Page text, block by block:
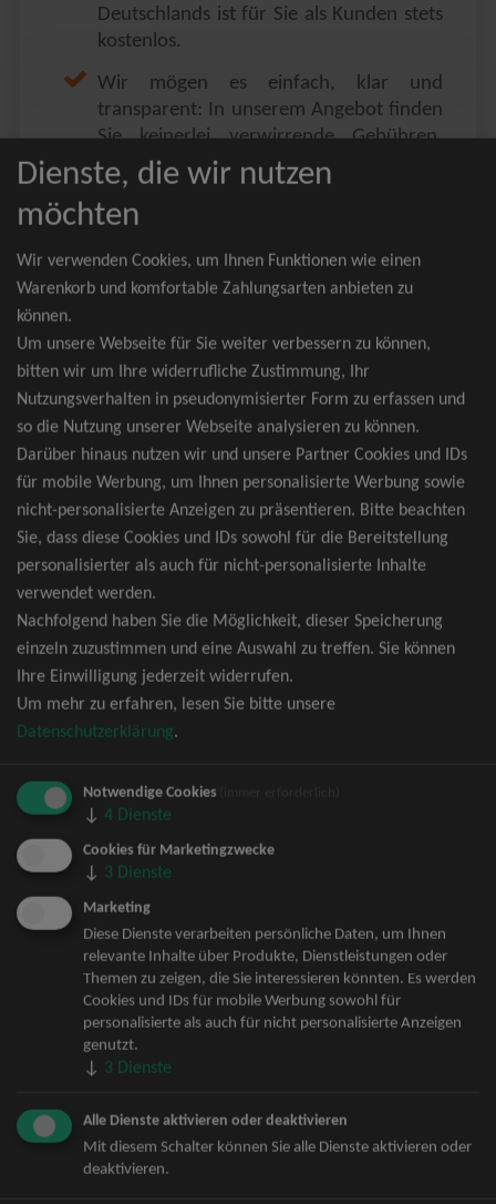
Deutschlands ist für Sie als Kunden stets
kostenlos.
Wir mögen es einfach, klar und
transparent: In unserem Angebot finden
Sie keinerlei verwirrende Gebühren,
Zusatzangebote oder ähnliches.
Sie erhalten ausschließlich
zusammenhängende Sitzplätze, welche
nach der Bestplatzbuchung vergeben
werden.
wider Erwarten doch nicht verfügbar
sein, erhalten Sie von uns Tickets für die
nächst bessere Kategorie. Und das
kostenfrei und völlig automatisch.
TOP-Events
André Rieu Tickets
David Garrett Tickets
Andrea Berg Tickets
Backstreet Boys Tickets
Unheilig Tickets
Santiano Tickets
Bryan Adams Tickets
Andreas Gabalier Tickets
Die Fantastischen Vier Tickets
Herbert Grönemeyer Tickets
Deep Purple Tickets
Howard Carpendale Tickets
Jan Delay & Disko No.1 Tickets
Pur Tickets
Bob Dylan Tickets
Mark Forster Tickets
The Prodigy Tickets
Niedeckens BAP Tickets
Judas Priest Tickets
Dienste, die wir nutzen
möchten
Wir verwenden Cookies, um Ihnen Funktionen wie einen
Warenkorb und komfortable Zahlungsarten anbieten zu
können.
Um unsere Webseite für Sie weiter verbessern zu können,
bitten wir um Ihre widerrufliche Zustimmung, Ihr
Nutzungsverhalten in pseudonymisierter Form zu erfassen und
so die Nutzung unserer Webseite analysieren zu können.
Darüber hinaus nutzen wir und unsere Partner Cookies und IDs
für mobile Werbung, um Ihnen personalisierte Werbung sowie
nicht-personalisierte Anzeigen zu präsentieren. Bitte beachten
Sie, dass diese Cookies und IDs sowohl für die Bereitstellung
personalisierter als auch für nicht-personalisierte Inhalte
verwendet werden.
Nachfolgend haben Sie die Möglichkeit, dieser Speicherung
einzeln zuzustimmen und eine Auswahl zu treffen. Sie können
Ihre Einwilligung jederzeit widerrufen.
Um mehr zu erfahren, lesen Sie bitte unsere
Datenschutzerklärung.
Notwendige Cookies
↓ 4 Dienste
Cookies für Marketingzwecke
↓ 3 Dienste
Marketing
Diese Dienste verarbeiten persönliche Daten, um Ihnen
relevante Inhalte über Produkte, Dienstleistungen oder
Themen zu zeigen, die Sie interessieren könnten. Es werden
Cookies und IDs für mobile Werbung sowohl für
personalisierte als auch für nicht personalisierte Anzeigen
genutzt.
↓ 3 Dienste
Alle Dienste aktivieren oder deaktivieren
Mit diesem Schalter können Sie alle Dienste aktivieren oder
deaktivieren.